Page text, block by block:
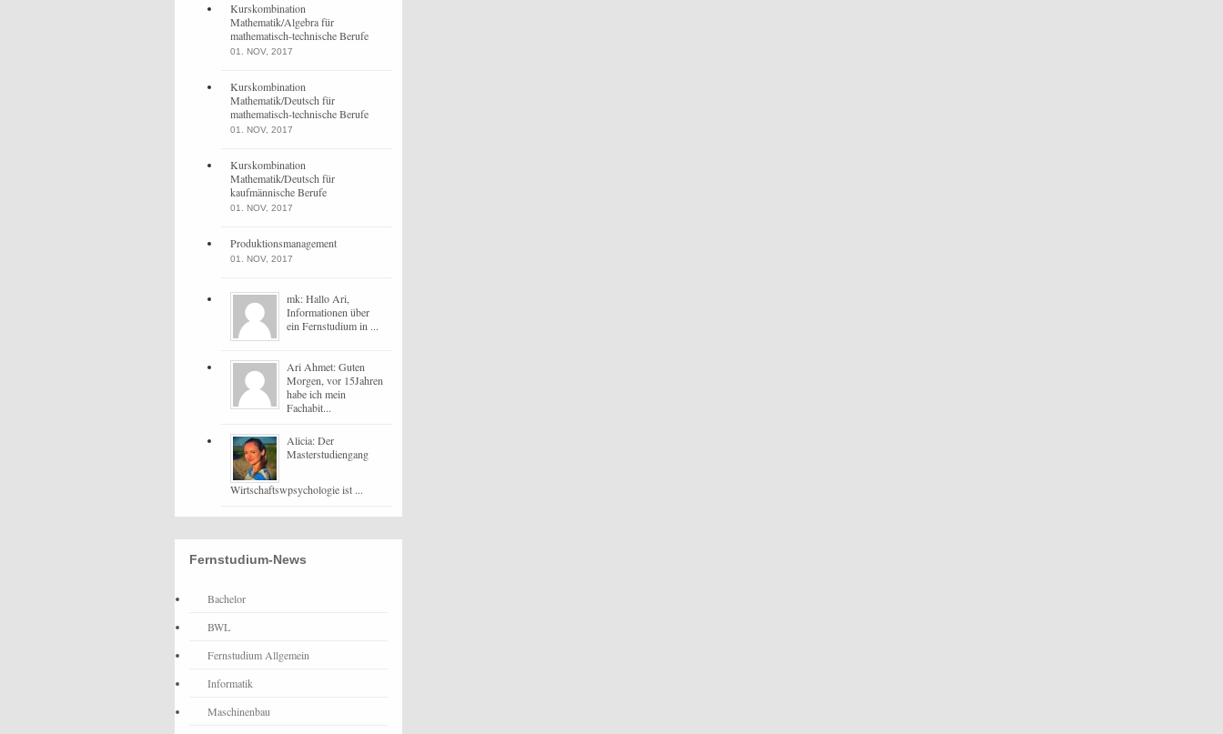
Kurskombination
Mathematik/Algebra für
mathematisch-technische Berufe
01. NOV, 2017
Kurskombination
Mathematik/Deutsch für
mathematisch-technische Berufe
01. NOV, 2017
Kurskombination
Mathematik/Deutsch für
kaufmännische Berufe
01. NOV, 2017
Produktionsmanagement
01. NOV, 2017
mk: Hallo Ari,
Informationen über
ein Fernstudium in ...
Ari Ahmet: Guten
Morgen, vor 15Jahren
habe ich mein
Fachabit...
Alicia: Der
Masterstudiengang
Wirtschaftswpsychologie ist ...
Fernstudium-News
Bachelor
BWL
Fernstudium Allgemein
Informatik
Maschinenbau